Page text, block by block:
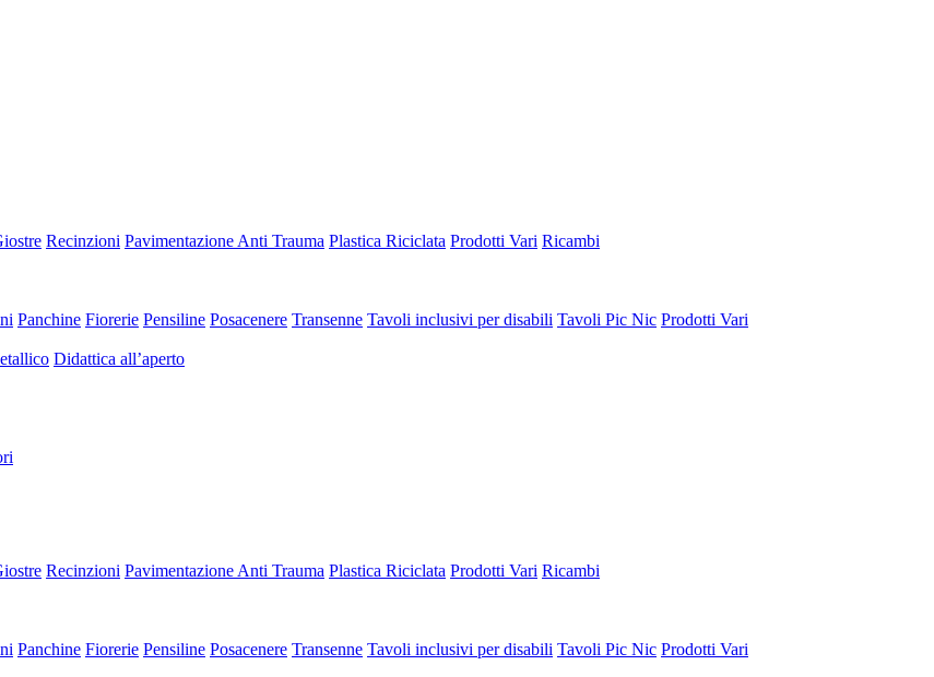
Recinzioni Pavimentazione Anti Trauma Plastica Riciclata Prodotti Vari Ricambi
Panchine Fiorerie Pensiline Posacenere Transenne Tavoli inclusivi per disabili Tavoli Pic Nic Prodotti Vari
Didattica all’aperto
Recinzioni Pavimentazione Anti Trauma Plastica Riciclata Prodotti Vari Ricambi
Panchine Fiorerie Pensiline Posacenere Transenne Tavoli inclusivi per disabili Tavoli Pic Nic Prodotti Vari